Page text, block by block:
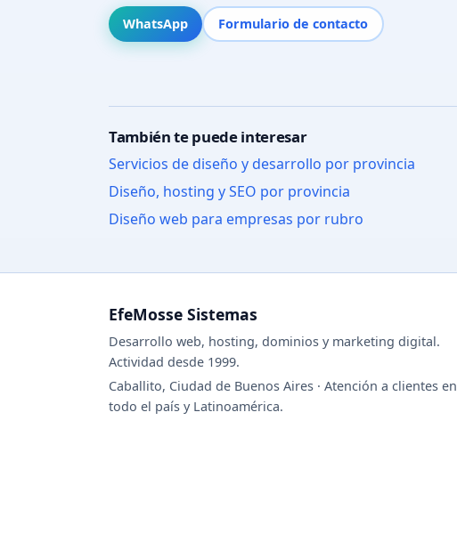
WhatsApp Formulario de contacto
También te puede interesar
Servicios de diseño y desarrollo por provincia
Diseño, hosting y SEO por provincia
Diseño web para empresas por rubro
EfeMosse Sistemas
Desarrollo web, hosting, dominios y marketing digital.
Actividad desde 1999.
Caballito, Ciudad de Buenos Aires · Atención a clientes en
todo el país y Latinoamérica.